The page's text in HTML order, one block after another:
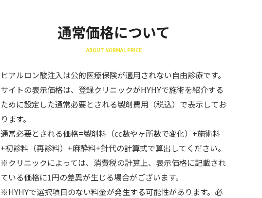
通常価格について
ABOUT NORMAL PRICE
ヒアルロン酸注入は公的医療保険が適用されない自由診療です。
サイトの表示価格は、登録クリニックがHYHYで施術を紹介する
ために設定した通常必要とされる製剤費用（税込）で表示してお
ります。
通常必要とされる価格=製剤料（cc数やヶ所数で変化）+施術料
+初診料（再診料）+麻酔料+針代の計算式で算出してください。
※クリニックによっては、消費税の計算上、表示価格に記載され
ている価格に1円の差異が生じる場合がございます。
※HYHYで選択項目のない料金が発生する可能性があります。必